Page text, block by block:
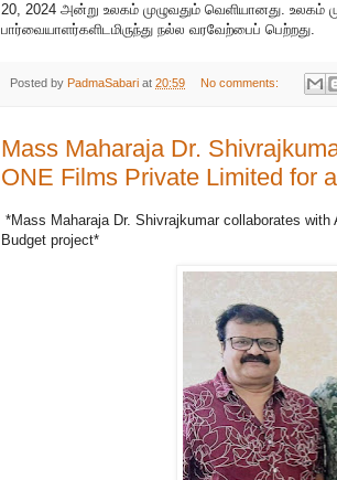
20, 2024 அன்று உலகம் முழுவதும் வெளியானது. உலகம்
பார்வையாளர்களிடமிருந்து நல்ல வரவேற்பைப் பெற்றது.
Posted by PadmaSabari at 20:59 No comments:
Mass Maharaja Dr.
ONE Films Private Limited for
*Mass Maharaja Dr. Shivrajkumar collaborates
Budget project*